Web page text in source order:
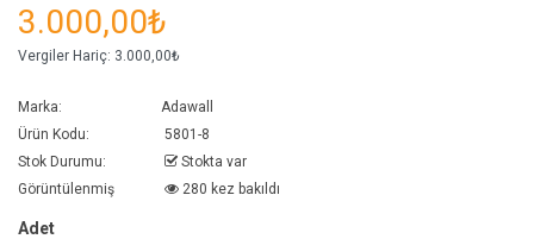
3.000,00₺
Vergiler Hariç: 3.000,00₺
Marka:
Adawall
Ürün Kodu:
5801-8
Stok Durumu:
Stokta var
Görüntülenmiş
280 kez bakıldı
Adet